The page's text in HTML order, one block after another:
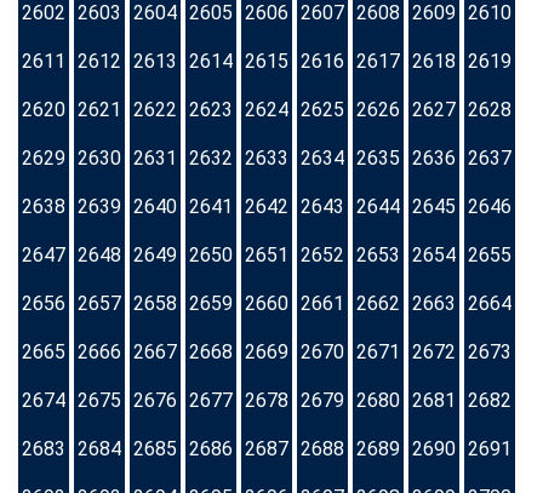
2602 2603 2604 2605 2606 2607 2608 2609 2610
2611 2612 2613 2614 2615 2616 2617 2618 2619
2620 2621 2622 2623 2624 2625 2626 2627 2628
2629 2630 2631 2632 2633 2634 2635 2636 2637
2638 2639 2640 2641 2642 2643 2644 2645 2646
2647 2648 2649 2650 2651 2652 2653 2654 2655
2656 2657 2658 2659 2660 2661 2662 2663 2664
2665 2666 2667 2668 2669 2670 2671 2672 2673
2674 2675 2676 2677 2678 2679 2680 2681 2682
2683 2684 2685 2686 2687 2688 2689 2690 2691